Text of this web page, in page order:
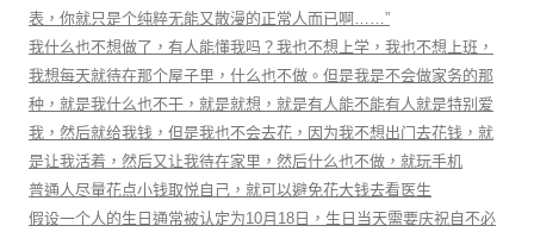
表，你就只是个纯粹无能又散漫的正常人而已啊……”
我什么也不想做了，有人能懂我吗？我也不想上学，我也不想上班，
我想每天就待在那个屋子里，什么也不做。但是我是不会做家务的那
种，就是我什么也不干，就是就想，就是有人能不能有人就是特别爱
我，然后就给我钱，但是我也不会去花，因为我不想出门去花钱，就
是让我活着，然后又让我待在家里，然后什么也不做，就玩手机
普通人尽量花点小钱取悦自己，就可以避免花大钱去看医生
假设一个人的生日通常被认定为10月18日，生日当天需要庆祝自不必